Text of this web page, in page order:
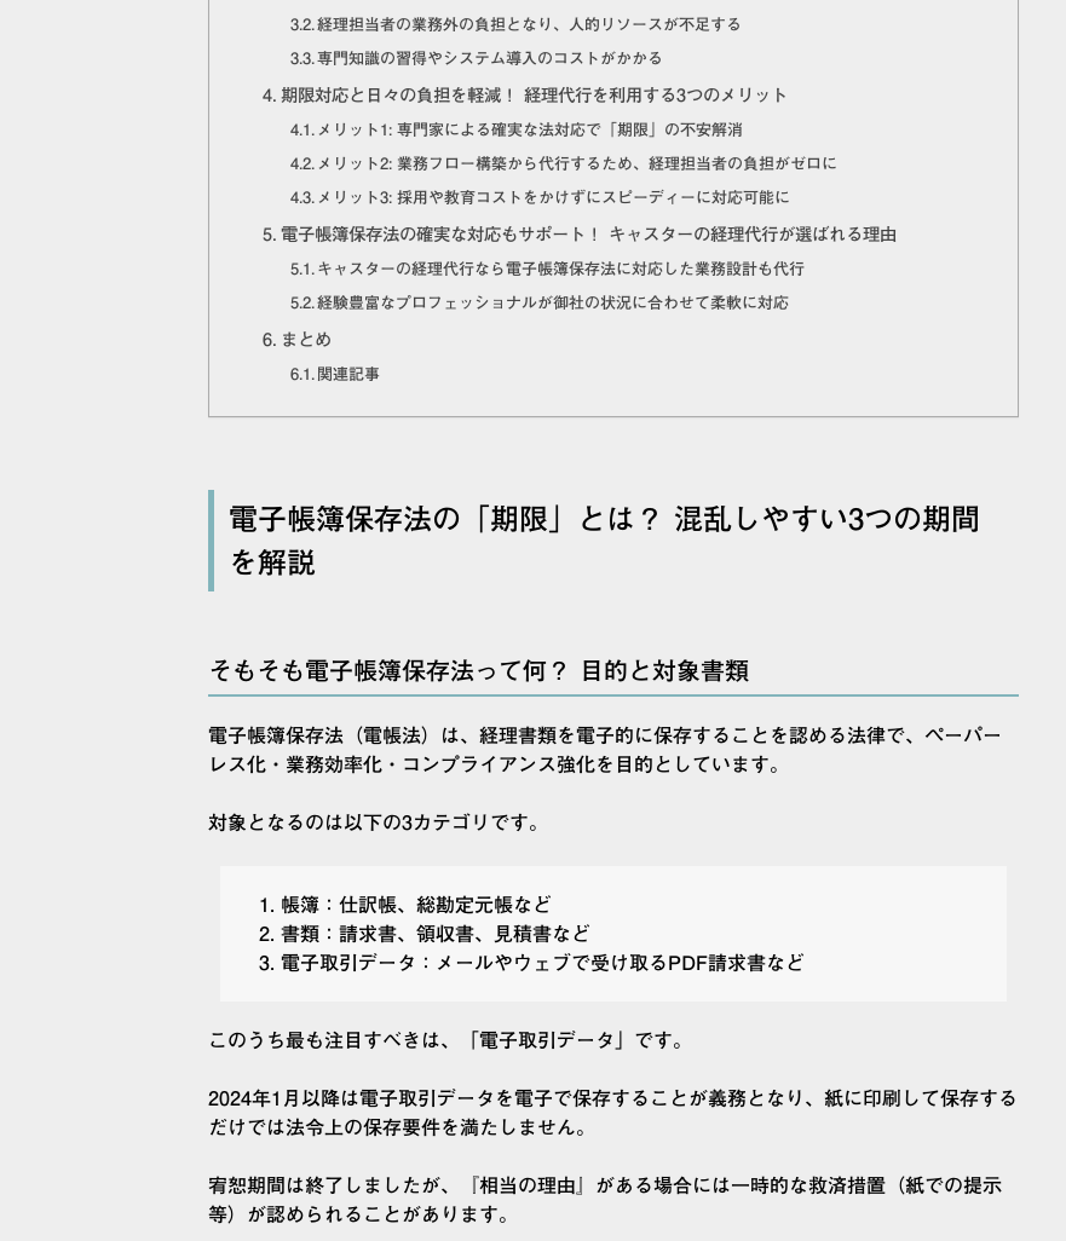
経理担当者の業務外の負担となり、人的リソースが不足する
専門知識の習得やシステム導入のコストがかかる
期限対応と日々の負担を軽減！ 経理代行を利用する3つのメリット
メリット1: 専門家による確実な法対応で「期限」の不安解消
メリット2: 業務フロー構築から代行するため、経理担当者の負担がゼロに
メリット3: 採用や教育コストをかけずにスピーディーに対応可能に
電子帳簿保存法の確実な対応もサポート！ キャスターの経理代行が選ばれる理由
キャスターの経理代行なら電子帳簿保存法に対応した業務設計も代行
経験豊富なプロフェッショナルが御社の状況に合わせて柔軟に対応
まとめ
関連記事
電子帳簿保存法の「期限」とは？ 混乱しやすい3つの期間
を解説
そもそも電子帳簿保存法って何？ 目的と対象書類
電子帳簿保存法（電帳法）は、経理書類を電子的に保存することを認める法律で、ペーパー
レス化・業務効率化・コンプライアンス強化を目的としています。
対象となるのは以下の3カテゴリです。
帳簿：仕訳帳、総勘定元帳など
書類：請求書、領収書、見積書など
電子取引データ：メールやウェブで受け取るPDF請求書など
このうち最も注目すべきは、「電子取引データ」です。
2024年1月以降は電子取引データを電子で保存することが義務となり、紙に印刷して保存する
だけでは法令上の保存要件を満たしません。
宥恕期間は終了しましたが、『相当の理由』がある場合には一時的な救済措置（紙での提示
等）が認められることがあります。